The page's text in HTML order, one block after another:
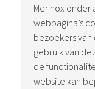
Merinox onder
webpagina’s
bezoekers van
gebruik van
de
website kan